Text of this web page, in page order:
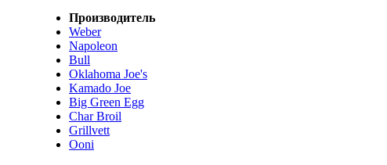
Производитель
Weber
Napoleon
Bull
Oklahoma Joe's
Kamado Joe
Big Green Egg
Char Broil
Grillvett
Ooni